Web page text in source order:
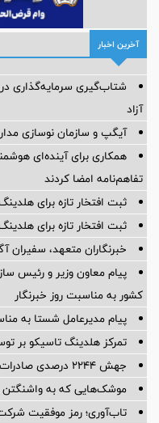
آخرین اخبار
شتاب‌گیری سرمایه‌گذاری در
آزاد
آیگپ و سازمان نوسازی
همکاری برای آینده‌ای
تفاهم‌نامه امضا کردند
ثبت افتخار تازه برای
ثبت افتخار تازه برای
خبرنگاران متعهد، سفیران
پیام معاون وزیر و رئیس
کشور به مناسبت روز خبرنگار
پیام مدیرعامل شستا به
تمرکز هلدینگ تاسیکو بر
جهش ۲۲۴۴ درصدی صادرات شرکت کربن ایران
موشک‌هایی که به واشنگتن
تاب‌آوری؛ رمز موفقیت